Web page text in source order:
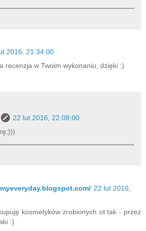
2016, 21:34:00
recenzja w Twoim wykonaniu, dzięki :)
22 lut 2016, 22:08:00
22 lut 2016,
kosmetyków zrobionych ot tak - przez
:)